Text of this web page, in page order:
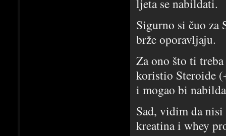
ljeta se nabildati.
Sigurno si čuo za
brže oporavljaju.
Za ono što ti
koristio Steroide
i mogao bi
Sad, vidim da
kreatina i whey